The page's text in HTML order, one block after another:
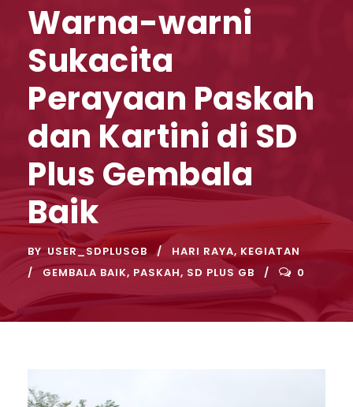
Warna-warni
Sukacita
Perayaan Paskah
dan Kartini di SD
Plus Gembala
Baik
BY USER_SDPLUSGB HARI RAYA, KEGIATAN
GEMBALA BAIK, PASKAH, SD PLUS GB 0